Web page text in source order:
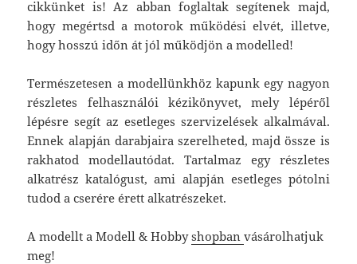
cikkünket is! Az abban foglaltak segítenek majd,
hogy megértsd a motorok működési elvét, illetve,
hogy hosszú időn át jól működjön a modelled!
Természetesen a modellünkhöz kapunk egy nagyon
részletes felhasználói kézikönyvet, mely lépéről
lépésre segít az esetleges szervizelések alkalmával.
Ennek alapján darabjaira szerelheted, majd össze is
rakhatod modellautódat. Tartalmaz egy részletes
alkatrész katalógust, ami alapján esetleges pótolni
tudod a cserére érett alkatrészeket.
A modellt a Modell & Hobbyshopbanvásárolhatjuk
meg!